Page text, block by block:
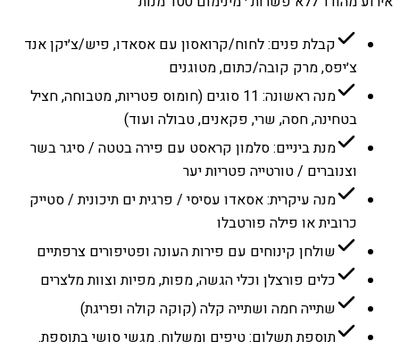
קבלת פנים: לחוח/קרואסון עם אסאדו, פיש/צ׳יקן אנד
צ׳יפס, מרק קובה/כתום, מטוגנים
מנה ראשונה: 11 סוגים (חומוס פטריות, מטבוחה, חציל
בטחינה, חסה, שרי, פקאנים, טבולה ועוד)
מנת ביניים: סלמון קראסט עם פירה בטטה / סיגר בשר
וצנוברים / טורטייה פטריות יער
מנה עיקרית: אסאדו עסיסי / פרגית ים תיכונית / סטייק
כרובית או פילה פורטבלו
שולחן קינוחים עם פירות העונה ופטיפורים צרפתיים
כלים פורצלן וכלי הגשה, מפות, מפיות וצוות מלצרים
שתייה חמה ושתייה קלה (קוקה קולה ופריגת)
תוספת תשלום: טיפים ומשלוח. מגשי סושי בתוספת.